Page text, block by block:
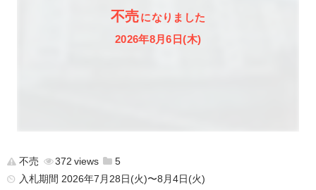
不売になりました
2026年8月6日(木)
不売 372
5
入札期間 2026年7月28日(火)〜8月4日(火)